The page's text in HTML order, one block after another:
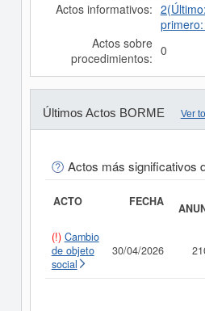
Actos informativos:
Actos sobre
procedimientos: 0
Últimos Actos BORME Ver
Actos más significativos
ACTO FECHA
(!) Cambio
de objeto
social
30/04/2026